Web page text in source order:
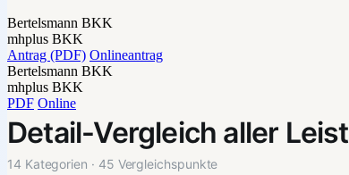
Bertelsmann BKK
mhplus BKK
Antrag (PDF) Onlineantrag
Bertelsmann BKK
mhplus BKK
PDF Online
Detail-Vergleich aller
14 Kategorien · 45 Vergleichspunkte